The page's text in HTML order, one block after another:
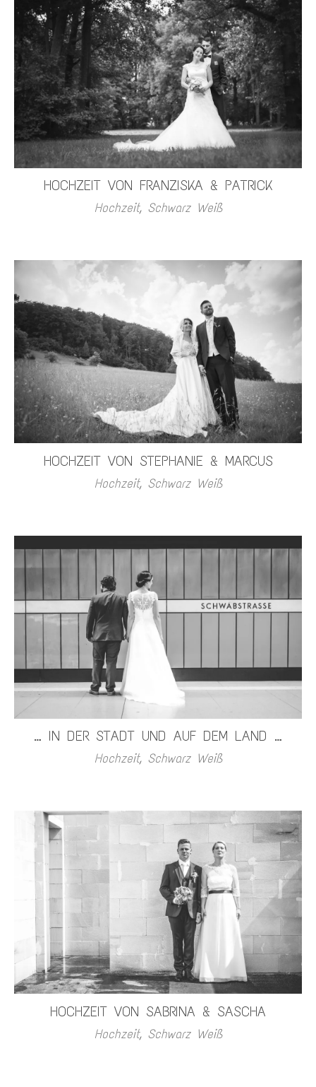
HOCHZEIT VON FRANZISKA & PATRICK
Hochzeit, Schwarz Weiß
HOCHZEIT VON STEPHANIE & MARCUS
Hochzeit, Schwarz Weiß
… IN DER STADT UND AUF DEM LAND …
Hochzeit, Schwarz Weiß
HOCHZEIT VON SABRINA & SASCHA
Hochzeit, Schwarz Weiß